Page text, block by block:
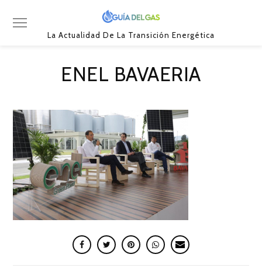
La Actualidad De La Transición Energética
ENEL BAVAERIA